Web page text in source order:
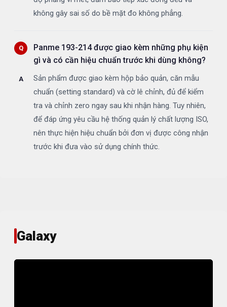
không gây sai số do bề mặt đo không phẳng.
Panme 193-214 được giao kèm những phụ kiện
gì và có cần hiệu chuẩn trước khi dùng không?
Sản phẩm được giao kèm hộp bảo quản, căn mẫu
chuẩn (setting standard) và cờ lê chỉnh, đủ để kiểm
tra và chỉnh zero ngay sau khi nhận hàng. Tuy nhiên,
để đáp ứng yêu cầu hệ thống quản lý chất lượng ISO,
nên thực hiện hiệu chuẩn bởi đơn vị được công nhận
trước khi đưa vào sử dụng chính thức.
Galaxy